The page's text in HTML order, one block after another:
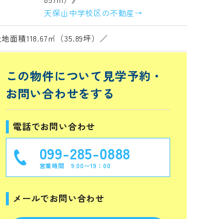
天保山中学校区の不動産→
面積118.67㎡（35.89坪）／
この物件について見学予約・
お問い合わせをする
電話でお問い合わせ
099-285-0888
営業時間 9:00〜19：00
メールでお問い合わせ